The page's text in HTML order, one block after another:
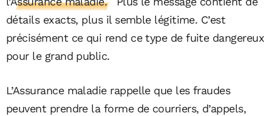
détails exacts, plus il semble légitime. C’est
précisément ce qui rend ce type de fuite dangereux
pour le grand public.
L’Assurance maladie rappelle que les fraudes
peuvent prendre la forme de courriers, d’appels,